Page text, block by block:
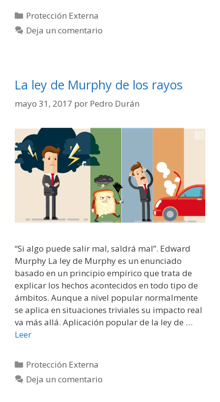
Categorías
Protección Externa
Deja un comentario
La ley de Murphy de los rayos
mayo 31, 2017 por Pedro Durán
“Si algo puede salir mal, saldrá mal”. Edward
Murphy La ley de Murphy es un enunciado
basado en un principio empírico que trata de
explicar los hechos acontecidos en todo tipo de
ámbitos. Aunque a nivel popular normalmente
se aplica en situaciones triviales su impacto real
va más allá. Aplicación popular de la ley de …
Leer
Categorías
Protección Externa
Deja un comentario